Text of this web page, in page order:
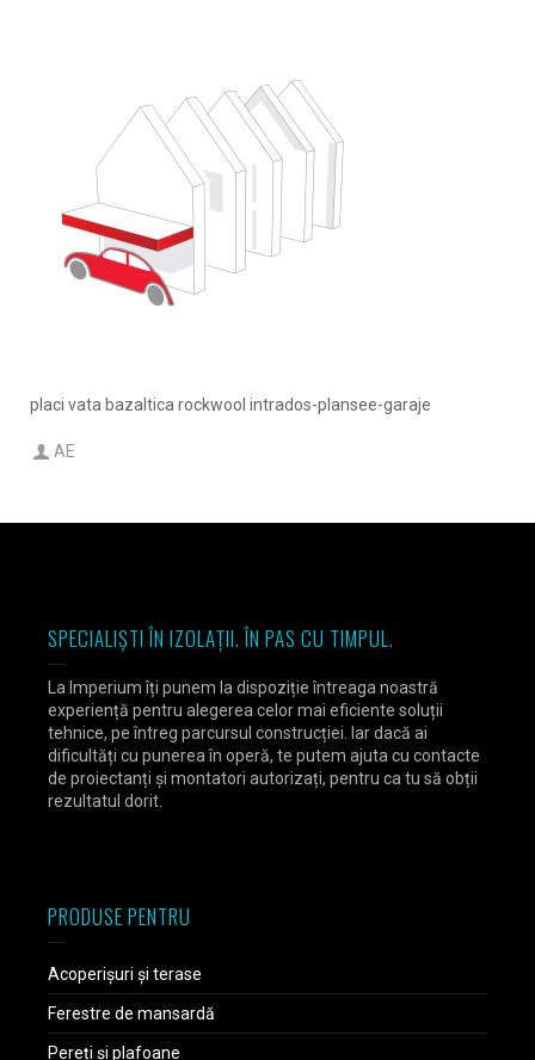
placi vata bazaltica rockwool intrados-plansee-garaje
AE
SPECIALIȘTI ÎN IZOLAȚII. ÎN PAS CU TIMPUL.
La Imperium îți punem la dispoziție întreaga noastră
experiență pentru alegerea celor mai eficiente soluții
tehnice, pe întreg parcursul construcției. Iar dacă ai
dificultăți cu punerea în operă, te putem ajuta cu contacte
de proiectanți și montatori autorizați, pentru ca tu să obții
rezultatul dorit.
PRODUSE PENTRU
Acoperișuri și terase
Ferestre de mansardă
Pereți și plafoane